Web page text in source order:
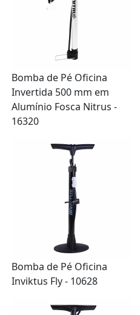
Bomba de Pé Oficina
Invertida 500 mm em
Alumínio Fosca Nitrus -
16320
Bomba de Pé Oficina
Inviktus Fly - 10628